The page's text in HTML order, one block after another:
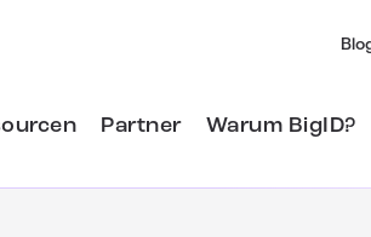
Partner Warum BigID?